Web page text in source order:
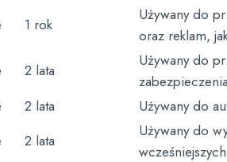
1 rok
Używany do
oraz reklam,
2 lata
Używany do
2 lata
Używany do
2 lata
Używany do